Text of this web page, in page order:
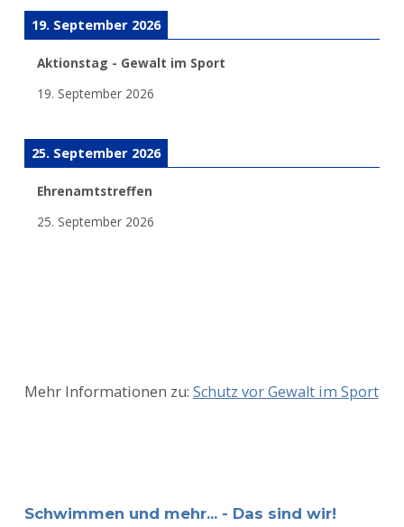
19. September 2026
Aktionstag - Gewalt im Sport
19. September 2026
25. September 2026
Ehrenamtstreffen
25. September 2026
Mehr Informationen zu: Schutz vor Gewalt im Sport
Schwimmen und mehr... - Das sind wir!